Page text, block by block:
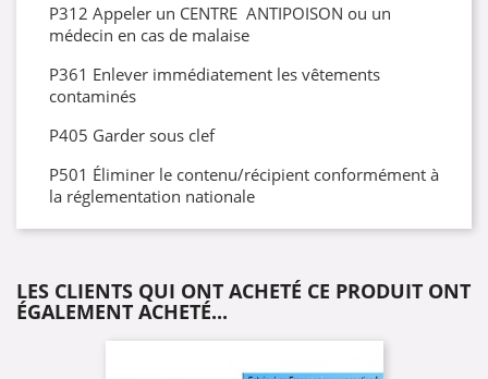
P312 Appeler un CENTRE ANTIPOISON ou un
médecin en cas de malaise
P361 Enlever immédiatement les vêtements
contaminés
P405 Garder sous clef
P501 Éliminer le contenu/récipient conformément à
la réglementation nationale
LES CLIENTS QUI ONT ACHETÉ CE PRODUIT ONT
ÉGALEMENT ACHETÉ...